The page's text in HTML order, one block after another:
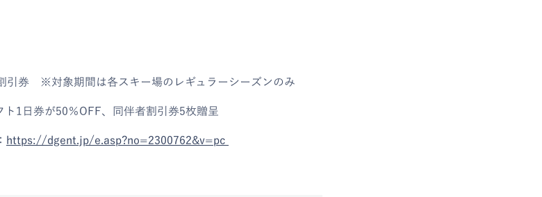
引券 ※対象期間は各スキー場のレギュラーシーズンのみ
1日券が50％OFF、同伴者割引券5枚贈呈
https://dgent.jp/e.asp?no=2300762&v=pc